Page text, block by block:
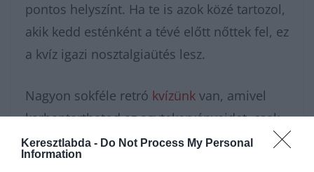
Keresztlabda - Do Not Process My Personal
Information
pontos helyszínt. Ha te is azok közé tartozol,
akik kedd esténként a tévé előtt nőttek fel, ez
a kvíz igazi nosztalgiaütés lesz.
Nagyon sokféle retró kvízünk van, amivel
karbantarthatod az agytekervényeidet, csak
nézz körül nálunk éstovábbi érdekes
napi játékokat találhatsz.